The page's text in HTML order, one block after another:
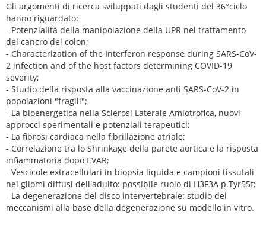
Gli argomenti di ricerca sviluppati dagli studenti del 36°ciclo
hanno riguardato:
- Potenzialità della manipolazione della UPR nel trattamento
del cancro del colon;
- Characterization of the Interferon response during SARS-CoV-
2 infection and of the host factors determining COVID-19
severity;
- Studio della risposta alla vaccinazione anti SARS-CoV-2 in
popolazioni "fragili";
- La bioenergetica nella Sclerosi Laterale Amiotrofica, nuovi
approcci sperimentali e potenziali terapeutici;
- La fibrosi cardiaca nella fibrillazione atriale;
- Correlazione tra lo Shrinkage della parete aortica e la risposta
infiammatoria dopo EVAR;
- Vescicole extracellulari in biopsia liquida e campioni tissutali
nei gliomi diffusi dell'adulto: possibile ruolo di H3F3A p.Tyr55f;
- La degenerazione del disco intervertebrale: studio dei
meccanismi alla base della degenerazione su modello in vitro.